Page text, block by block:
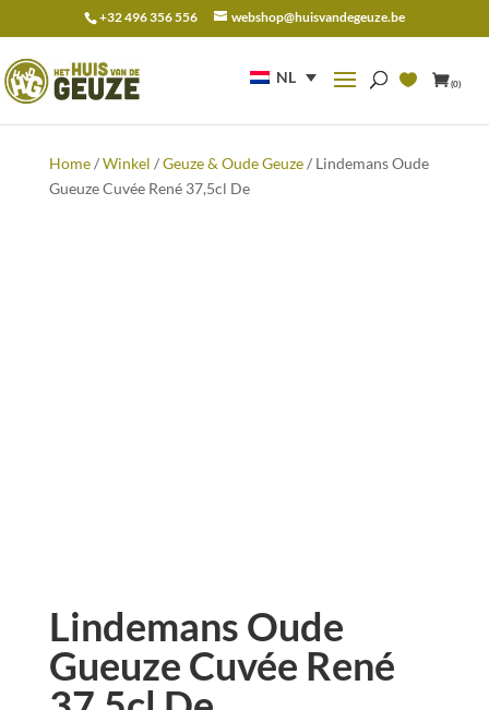
+32 496 356 556 webshop@huisvandegeuze.be
NL (0)
naar:
Home/Winkel /Geuze & Oude Geuze/ Lindemans Oude
Gueuze Cuvée René 37,5cl De
Lindemans Oude
Gueuze Cuvée René